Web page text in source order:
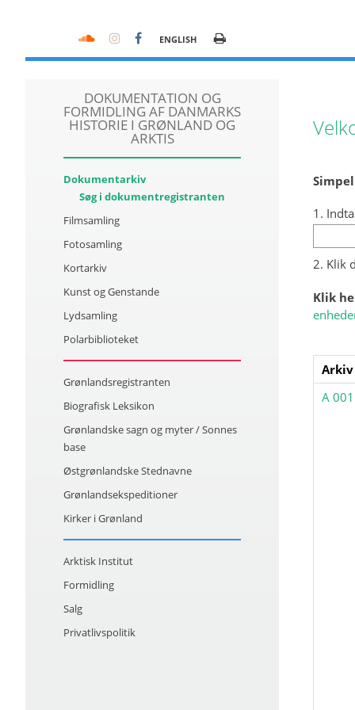
ENGLISH
DOKUMENTATION OG
FORMIDLING AF DANMARKS
HISTORIE I GRØNLAND OG
ARKTIS
Dokumentarkiv
Søg i dokumentregistranten
Filmsamling
Fotosamling
Kortarkiv
Kunst og Genstande
Lydsamling
Polarbiblioteket
Grønlandsregistranten
Biografisk Leksikon
Grønlandske sagn og myter / Sonnes
base
Østgrønlandske Stednavne
Grønlandsekspeditioner
Kirker i Grønland
Arktisk Institut
Formidling
Salg
Privatlivspolitik
1.
2. Klik
Klik
Arkiv
A 001